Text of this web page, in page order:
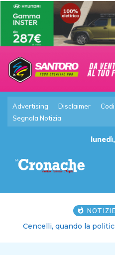
Advertising Disclaimer
Segnala Notizia
Cencelli, quando la